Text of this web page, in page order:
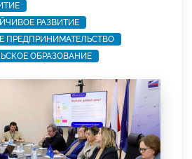
РАЗВИТИЕ
ПРЕДПРИНИМАТЕЛЬСТВО
ОБРАЗОВАНИЕ